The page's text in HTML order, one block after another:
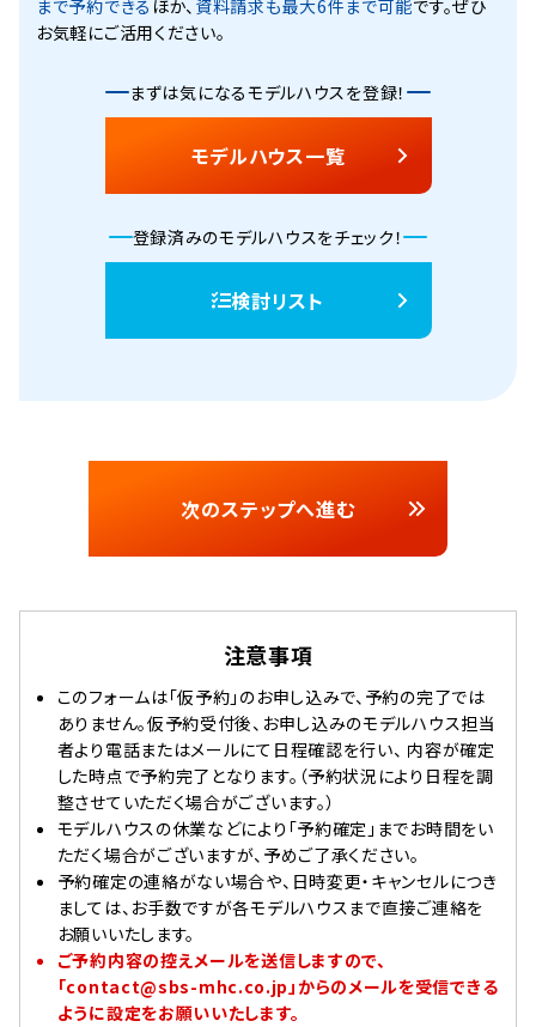
まで予約できる ほか、 資料請求も最大6件まで可能です。ぜひ
お気軽にご活用ください。
まずは気になるモデルハウスを登録！
モデルハウス一覧
登録済みのモデルハウスをチェック！
検討リスト
次のステップへ進む
注意事項
このフォームは「仮予約」のお申し込みで、予約の完了では
ありません。仮予約受付後、お申し込みのモデルハウス担当
者より電話またはメールにて日程確認を行い、 内容が確定
した時点で予約完了となります。（予約状況により日程を調
整させていただく場合がございます。）
モデルハウスの休業などにより「予約確定」までお時間をい
ただく場合がございますが、予めご了承ください。
予約確定の連絡がない場合や、日時変更・キャンセルにつき
ましては、お手数ですが各モデルハウスまで直接ご連絡を
お願いいたします。
ご予約内容の控えメールを送信しますので、
「contact@sbs-mhc.co.jp」からのメールを受信できる
ように設定をお願いいたします。